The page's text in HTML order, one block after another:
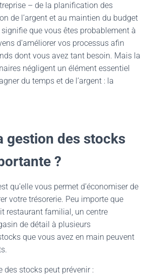
– de la planification des
de l’argent et au maintien du budget
signifie que vous êtes probablement à
d’améliorer vos processus afin
dont vous avez tant besoin. Mais la
négligent un élément essentiel
du temps et de l’argent : la
gestion des stocks
?
qu’elle vous permet d’économiser de
votre trésorerie. Peu importe que
restaurant familial, un centre
de détail à plusieurs
que vous avez en main peuvent
des stocks peut prévenir :